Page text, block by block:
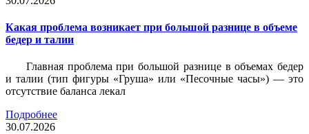
Какая проблема возникает при большой разнице в объеме
бедер и талии
Главная проблема при большой разнице в объемах бедер
и талии (тип фигуры «Груша» или «Песочные часы») — это
отсутствие баланса лекал
Подробнее
30.07.2026